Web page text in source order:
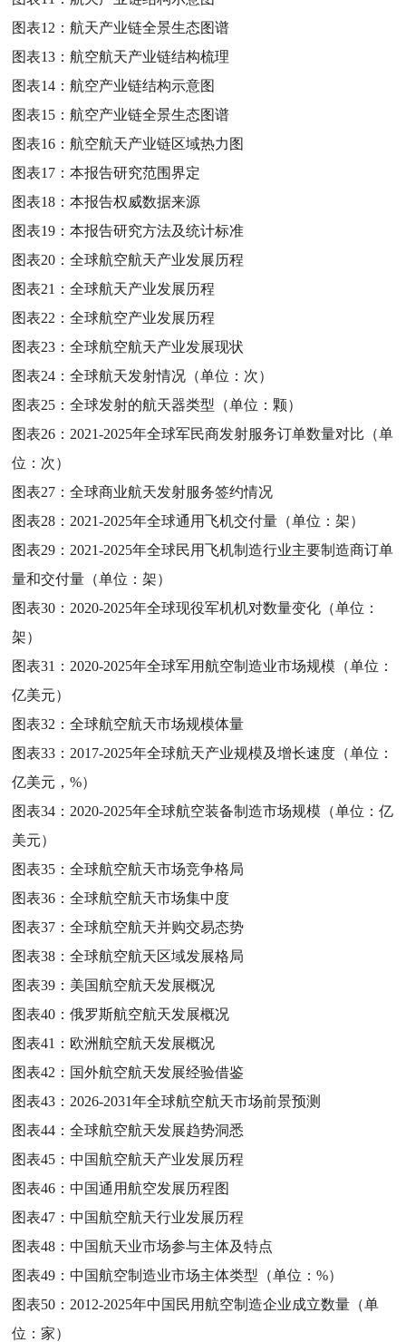
图表12：航天产业链全景生态图谱
图表13：航空航天产业链结构梳理
图表14：航空产业链结构示意图
图表15：航空产业链全景生态图谱
图表16：航空航天产业链区域热力图
图表17：本报告研究范围界定
图表18：本报告权威数据来源
图表19：本报告研究方法及统计标准
图表20：全球航空航天产业发展历程
图表21：全球航天产业发展历程
图表22：全球航空产业发展历程
图表23：全球航空航天产业发展现状
图表24：全球航天发射情况（单位：次）
图表25：全球发射的航天器类型（单位：颗）
图表26： 2021-2025年全球军民商发射服务订单数量对比（单
位：次）
图表27：全球商业航天发射服务签约情况
图表28： 2021-2025年全球通用飞机交付量（单位：架）
图表29： 2021-2025年全球民用飞机制造行业主要制造商订单
量和交付量（单位：架）
图表30： 2020-2025年全球现役军机机对数量变化（单位：
架）
图表31： 2020-2025年全球军用航空制造业市场规模（单位：
亿美元）
图表32：全球航空航天市场规模体量
图表33： 2017-2025年全球航天产业规模及增长速度（单位：
亿美元，%）
图表34： 2020-2025年全球航空装备制造市场规模（单位：亿
美元）
图表35：全球航空航天市场竞争格局
图表36：全球航空航天市场集中度
图表37：全球航空航天并购交易态势
图表38：全球航空航天区域发展格局
图表39： 美国航空航天发展概况
图表40：俄罗斯航空航天发展概况
图表41： 欧洲航空航天发展概况
图表42： 国外航空航天发展经验借鉴
图表43： 2026-2031年全球航空航天市场前景预测
图表44：全球航空航天发展趋势洞悉
图表45：中国航空航天产业发展历程
图表46：中国通用航空发展历程图
图表47：中国航空航天行业发展历程
图表48：中国航天业市场参与主体及特点
图表49：中国航空制造业市场主体类型（单位：%）
图表50： 2012-2025年中国民用航空制造企业成立数量（单
位：家）